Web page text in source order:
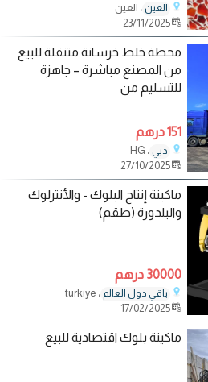
العين ، العين
23/11/2025
محطة خلط خرسانة متنقلة للبيع
من المصنع مباشرة – جاهزة
للتسليم من
151 درهم
دبي ، HG
27/10/2025
ماكينة إنتاج البلوك - والأنترلوك
والبلدورة (طقم)
30000 درهم
باقي دول العالم ، turkiye
17/02/2025
ماكينة بلوك اقتصادية للبيع